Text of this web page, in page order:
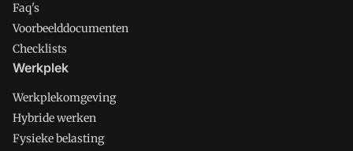
Faq's
Voorbeelddocumenten
Checklists
Werkplek
Werkplekomgeving
Hybride werken
Fysieke belasting